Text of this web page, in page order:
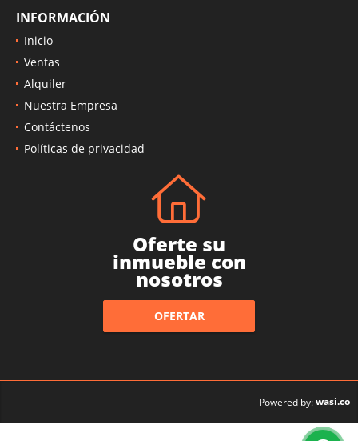
INFORMACIÓN
Inicio
Ventas
Alquiler
Nuestra Empresa
Contáctenos
Políticas de privacidad
Oferte su
inmueble con
nosotros
OFERTAR
Powered by:wasi.co